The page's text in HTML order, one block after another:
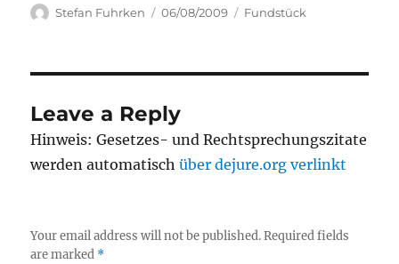
Author
Stefan Fuhrken
Posted
06/08/2009 Categories
Fundstück
Leave a Reply
Hinweis: Gesetzes- und Rechtsprechungszitate
werden automatischüber dejure.org verlinkt
Your email address will not be published. Required fields
are marked *